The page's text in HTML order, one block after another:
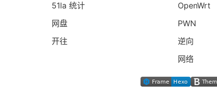
51la 统计
网盘
开往
OpenWrt
PWN
逆向
网络